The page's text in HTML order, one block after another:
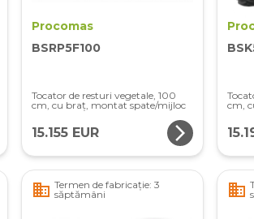
Procomas
BSRP5F100
Tocator de resturi vegetale, 100
cm, cu braț, montat spate/mijloc
15.155 EUR arrow_forward_ios
cm,
business Termen de fabricație: 3
săptămâni
business